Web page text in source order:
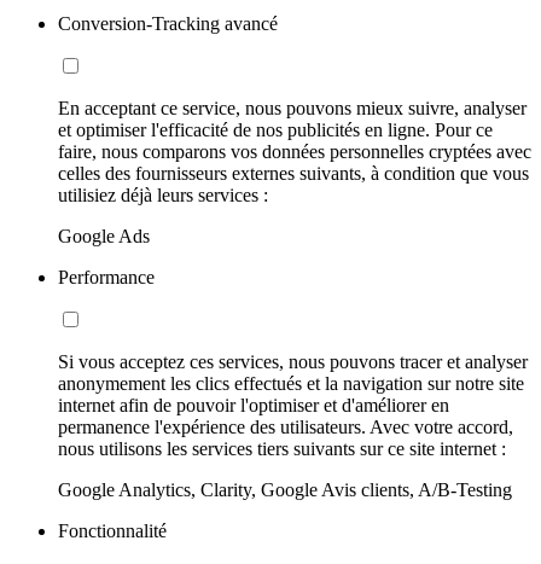
Conversion-Tracking avancé
En acceptant ce service, nous pouvons mieux suivre, analyser
et optimiser l'efficacité de nos publicités en ligne. Pour ce
faire, nous comparons vos données personnelles cryptées avec
celles des fournisseurs externes suivants, à condition que vous
utilisiez déjà leurs services :
Google Ads
Performance
Si vous acceptez ces services, nous pouvons tracer et analyser
anonymement les clics effectués et la navigation sur notre site
internet afin de pouvoir l'optimiser et d'améliorer en
permanence l'expérience des utilisateurs. Avec votre accord,
nous utilisons les services tiers suivants sur ce site internet :
Google Analytics, Clarity, Google Avis clients, A/B-Testing
Fonctionnalité